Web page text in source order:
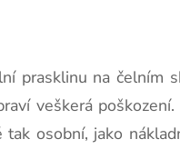
prasklinu na čelním
veškerá
osobní, jako